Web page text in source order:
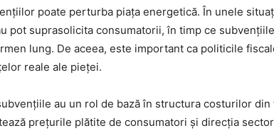
poate perturba piața energetică. În unele
pot suprasolicita consumatorii, în timp ce
lung. De aceea, este important ca politicile
reale ale pieței.
au un rol de bază în structura costurilor
prețurile plătite de consumatori și direcția